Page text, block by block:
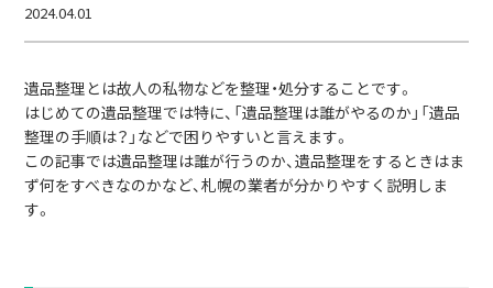
2024.04.01
遺品整理とは故人の私物などを整理・処分することです。
はじめての遺品整理では特に、「遺品整理は誰がやるのか」「遺品
整理の手順は？」などで困りやすいと言えます。
この記事では遺品整理は誰が行うのか、遺品整理をするときはま
ず何をすべきなのかなど、札幌の業者が分かりやすく説明しま
す。